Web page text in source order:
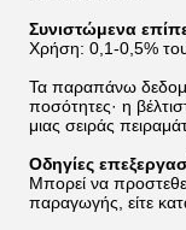
Συνιστώμενα
Χρήση: 0,1-0,5%
Τα παραπάνω
ποσότητες· η
μιας σειράς
Οδηγίες
Μπορεί να
παραγωγής, είτε